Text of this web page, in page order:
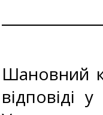
Шановний
відповіді